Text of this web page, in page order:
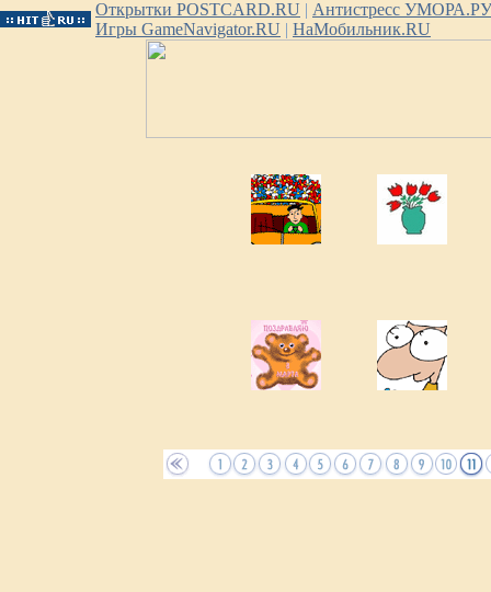
Открытки POSTCARD.RU | Антистресс УМОРА.РУ
Игры GameNavigator.RU | НаМобильник.RU